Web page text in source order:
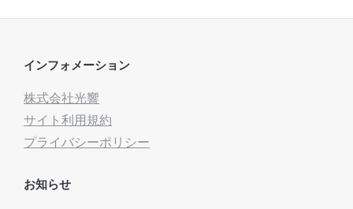
インフォメーション
株式会社光響
サイト利用規約
プライバシーポリシー
お知らせ